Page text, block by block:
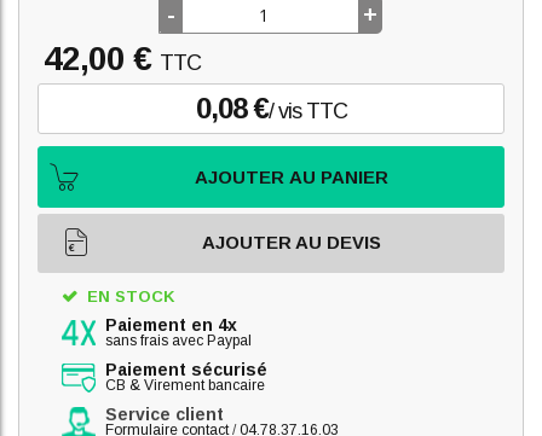
- +
42,00 € TTC
0,08 €/ vis TTC
AJOUTER AU PANIER
AJOUTER AU DEVIS
EN STOCK
Paiement en 4x
sans frais avec Paypal
Paiement sécurisé
CB & Virement bancaire
Service client
Formulaire contact/04.78.37.16.03